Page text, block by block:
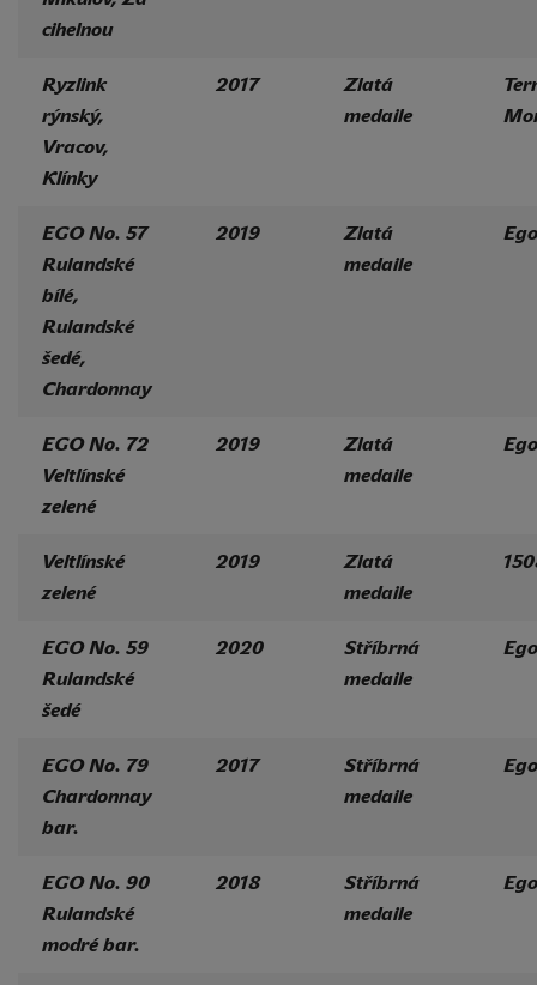
cihelnou
Ryzlink
rýnský,
Vracov,
Klínky
2017
Zlatá
medaile
EGO No. 57
Rulandské
bílé,
Rulandské
šedé,
Chardonnay
2019
Zlatá
medaile
Ego
EGO No. 72
Veltlínské
zelené
2019
Zlatá
medaile
Ego
Veltlínské
zelené
2019
Zlatá
medaile
EGO No. 59
Rulandské
šedé
2020
Stříbrná
medaile
Ego
EGO No. 79
Chardonnay
bar.
2017
Stříbrná
medaile
Ego
EGO No. 90
Rulandské
modré bar.
2018
Stříbrná
medaile
Ego